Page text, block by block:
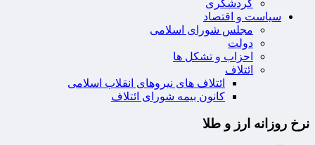
گردشگری
سیاست و اقتصاد
مجلس شورای اسلامی
دولت
احزاب و تشکل ها
ائتلاف
ائتلاف های نیروهای انقلاب اسلامی
کانون بیمه شورای ائتلاف
نرخ روزانه ارز و طلا